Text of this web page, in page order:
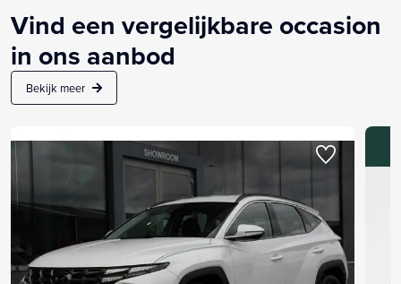
Vind een vergelijkbare occasion
in ons aanbod
Bekijk meer